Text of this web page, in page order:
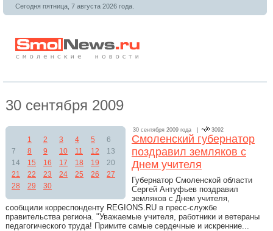
Сегодня пятница, 7 августа 2026 года.
30 сентября 2009
1 2 3 4 5
6
7
8 9 10 11 12
13
14
15 16 17 18 19
20
21
22 23 24 25 26
27
28
29 30
30 сентября 2009 года | 3092
Смоленский губернатор
поздравил земляков с
Днем учителя
Губернатор Смоленской области
Сергей Антуфьев поздравил
земляков с Днем учителя,
сообщили корреспонденту REGIONS.RU в пресс-службе
правительства региона. "Уважаемые учителя, работники и ветераны
педагогического труда! Примите самые сердечные и искренние...